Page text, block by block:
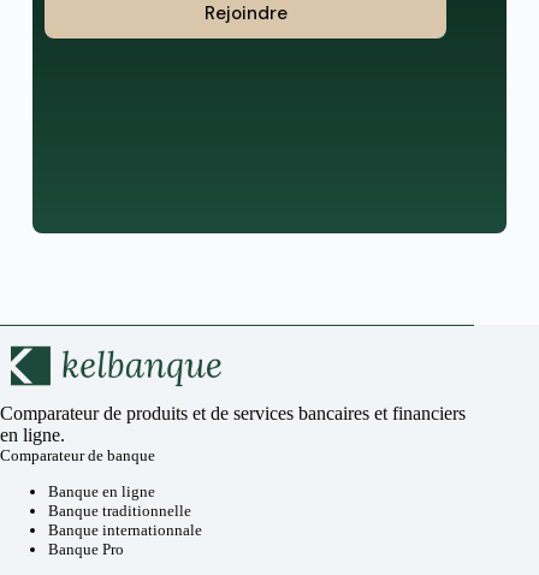
Rejoindre
Comparateur de produits et de services bancaires et financiers
en ligne.
Comparateur de banque
Banque en ligne
Banque traditionnelle
Banque internationnale
Banque Pro